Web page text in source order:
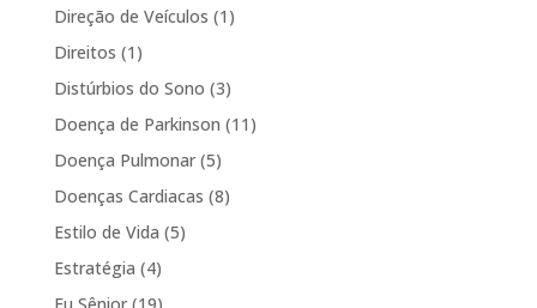
Direção de Veículos (1)
Direitos (1)
Distúrbios do Sono (3)
Doença de Parkinson (11)
Doença Pulmonar(5)
Doenças Cardiacas (8)
Estilo de Vida (5)
Estratégia (4)